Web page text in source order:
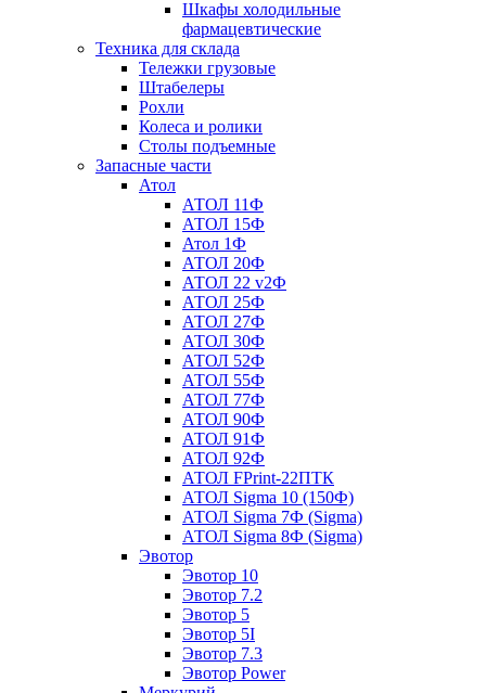
Шкафы холодильные
фармацевтические
Техника для склада
Тележки грузовые
Штабелеры
Рохли
Колеса и ролики
Столы подъемные
Запасные части
Атол
АТОЛ 11Ф
АТОЛ 15Ф
Атол 1Ф
АТОЛ 20Ф
АТОЛ 22 v2Ф
АТОЛ 25Ф
АТОЛ 27Ф
АТОЛ 30Ф
АТОЛ 52Ф
АТОЛ 55Ф
АТОЛ 77Ф
АТОЛ 90Ф
АТОЛ 91Ф
АТОЛ 92Ф
АТОЛ FPrint-22ПТК
АТОЛ Sigma 10 (150Ф)
АТОЛ Sigma 7Ф (Sigma)
АТОЛ Sigma 8Ф (Sigma)
Эвотор
Эвотор 10
Эвотор 7.2
Эвотор 5
Эвотор 5I
Эвотор 7.3
Эвотор Power